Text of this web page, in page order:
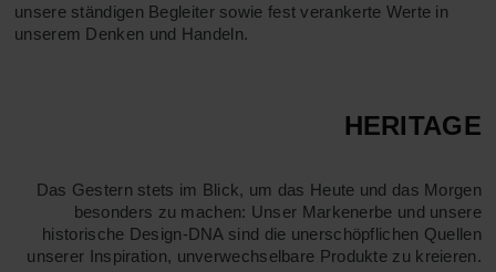
unsere ständigen Begleiter sowie fest verankerte Werte in
unserem Denken und Handeln.
HERITAGE
Das Gestern stets im Blick, um das Heute und das Morgen
besonders zu machen: Unser Markenerbe und unsere
historische Design-DNA sind die unerschöpflichen Quellen
unserer Inspiration, unverwechselbare Produkte zu kreieren.